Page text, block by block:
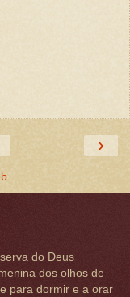
›
do Deus
dos olhos de
para dormir e a orar